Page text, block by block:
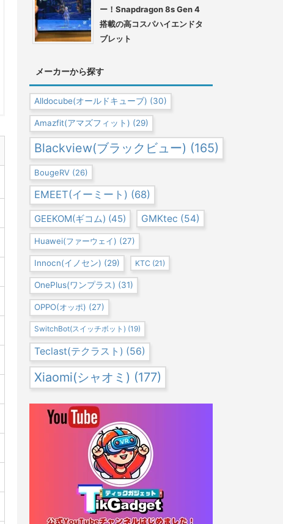
ー！Snapdragon 8s Gen 4
搭載の高コスパハイエンドタ
ブレット
メーカーから探す
Alldocube(オールドキューブ) (30)
Amazfit(アマズフィット) (29)
Blackview(ブラックビュー) (165)
BougeRV (26)
EMEET(イーミート) (68)
GEEKOM(ギコム) (45) GMKtec (54)
Huawei(ファーウェイ) (27)
Innocn(イノセン) (29) KTC (21)
OnePlus(ワンプラス) (31)
OPPO(オッポ) (27)
SwitchBot(スイッチボット) (19)
Teclast(テクラスト) (56)
Xiaomi(シャオミ) (177)